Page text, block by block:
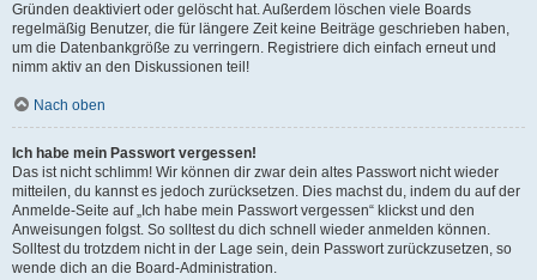
Gründen deaktiviert oder gelöscht hat. Außerdem löschen viele Boards
regelmäßig Benutzer, die für längere Zeit keine Beiträge geschrieben haben,
um die Datenbankgröße zu verringern. Registriere dich einfach erneut und
nimm aktiv an den Diskussionen teil!
Nach oben
Ich habe mein Passwort vergessen!
Das ist nicht schlimm! Wir können dir zwar dein altes Passwort nicht wieder
mitteilen, du kannst es jedoch zurücksetzen. Dies machst du, indem du auf der
Anmelde-Seite auf „Ich habe mein Passwort vergessen“ klickst und den
Anweisungen folgst. So solltest du dich schnell wieder anmelden können.
Solltest du trotzdem nicht in der Lage sein, dein Passwort zurückzusetzen, so
wende dich an die Board-Administration.